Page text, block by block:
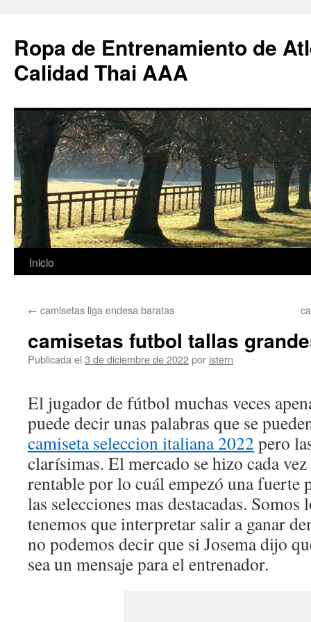
Ropa de Entrenamiento de
Calidad Thai AAA
Saltar
contenido
Inicio
← camisetas liga endesa baratas
camisetas futbol tallas
Publicada el 3 de diciembre de 2022por istern
El jugador de fútbol muchas veces
puede decir unas palabras que se
camiseta seleccion italiana 2022 pero
clarísimas. El mercado se hizo cada
rentable por lo cuál empezó una fuerte
las selecciones mas destacadas.
tenemos que interpretar salir a ganar
no podemos decir que si Josema dijo
sea un mensaje para el entrenador.